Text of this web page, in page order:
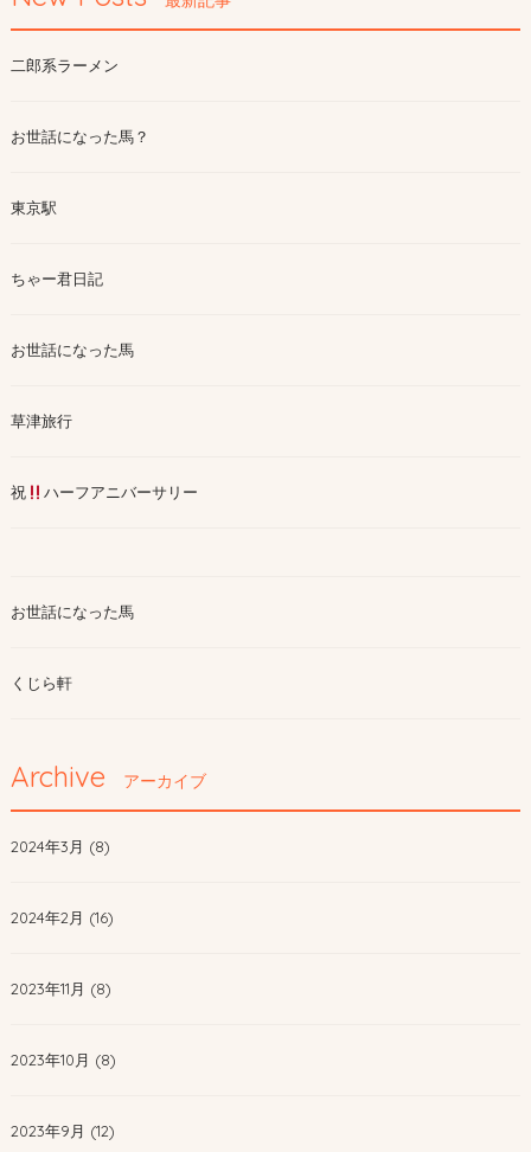
二郎系ラーメン
お世話になった馬？
東京駅
ちゃー君日記
お世話になった馬
草津旅行
祝 ハーフアニバーサリー
お世話になった馬
くじら軒
Archive アーカイブ
2024年3月 (8)
2024年2月 (16)
2023年11月 (8)
2023年10月 (8)
2023年9月 (12)